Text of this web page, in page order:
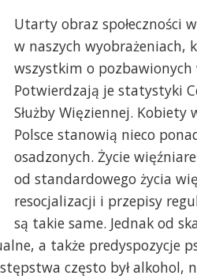
Utarty obraz społeczności
w naszych wyobrażeniach,
wszystkim o pozbawionych
Potwierdzają je statystyki
Służby Więziennej. Kobiety
Polsce stanowią nieco
osadzonych. Życie
od standardowego życia
resocjalizacji i przepisy
są takie same. Jednak od
a także predyspozycje
często był alkohol,